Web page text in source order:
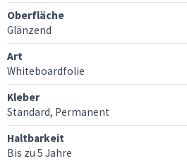
Oberfläche
Glänzend
Art
Whiteboardfolie
Kleber
Standard, Permanent
Haltbarkeit
Bis zu 5 Jahre